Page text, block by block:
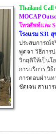
Thailand Call
MOCAP
โทรศัพท์และ
โรงแรม S31
ประสบการณ์จ
พูดจา วิธีการ
วิกฤติให้เป็นโ
การบริการ วิธี
การตอบผ่านท
ชัดเจน สามา